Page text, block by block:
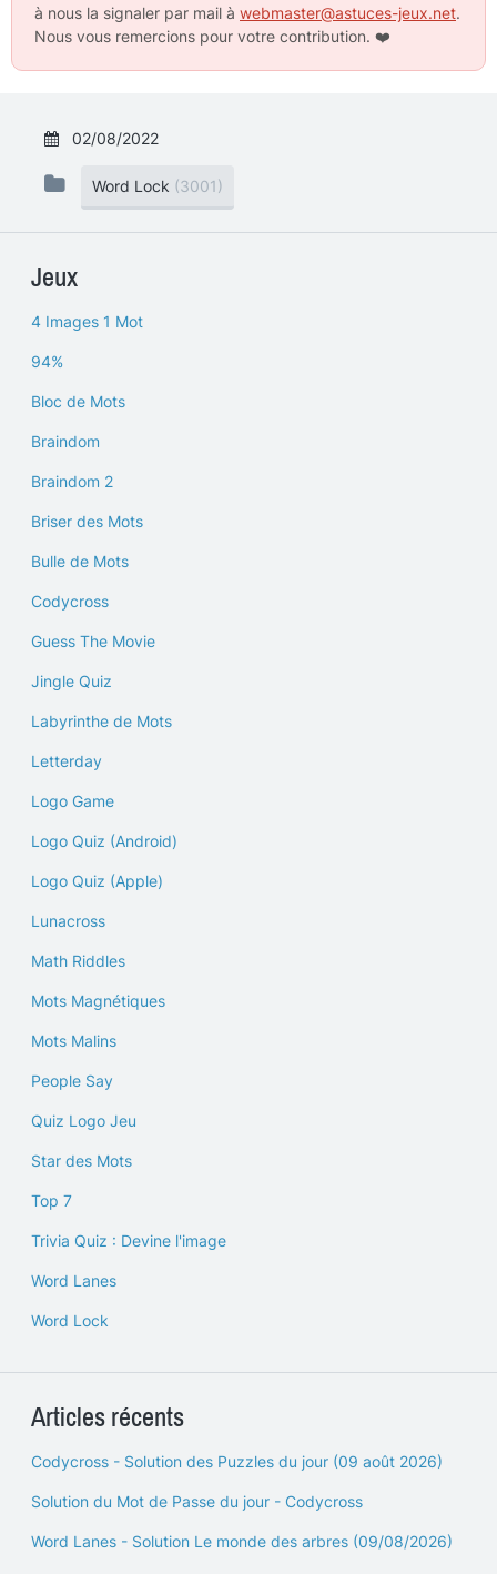
à nous la signaler par mail à webmaster@astuces-jeux.net.
Nous vous remercions pour votre contribution. ❤️
02/08/2022
Word Lock (3001)
Jeux
4 Images 1 Mot
94%
Bloc de Mots
Braindom
Braindom 2
Briser des Mots
Bulle de Mots
Codycross
Guess The Movie
Jingle Quiz
Labyrinthe de Mots
Letterday
Logo Game
Logo Quiz (Android)
Logo Quiz (Apple)
Lunacross
Math Riddles
Mots Magnétiques
Mots Malins
People Say
Quiz Logo Jeu
Star des Mots
Top 7
Trivia Quiz : Devine l'image
Word Lanes
Word Lock
Articles récents
Codycross - Solution des Puzzles du jour (09 août 2026)
Solution du Mot de Passe du jour - Codycross
Word Lanes - Solution Le monde des arbres (09/08/2026)